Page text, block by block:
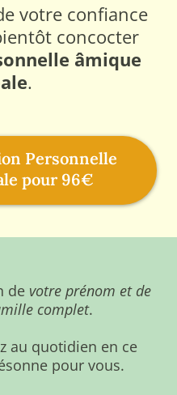
votre confiance
concocter
âmique
.
Personnelle
pour 96€
de votre prénom et de
complet.
au quotidien en ce
pour vous.